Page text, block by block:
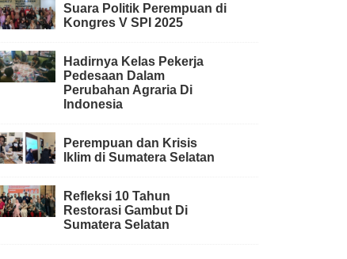
Suara Politik Perempuan di
Kongres V SPI 2025
Hadirnya Kelas Pekerja
Pedesaan Dalam
Perubahan Agraria Di
Indonesia
Perempuan dan Krisis
Iklim di Sumatera Selatan
Refleksi 10 Tahun
Restorasi Gambut Di
Sumatera Selatan